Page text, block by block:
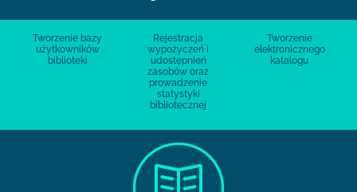
Tworzenie bazy
użytkowników
biblioteki
Rejestracja
wypożyczeń i
udostępnień
zasobów oraz
prowadzenie
statystyki
bibliotecznej
Tworzenie
elektronicznego
katalogu